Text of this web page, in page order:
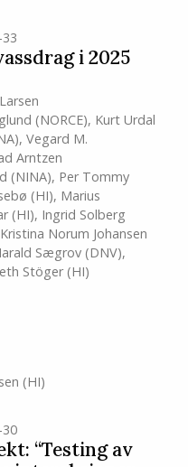
i 2025
(NORCE), Kurt Urdal
, Vegard M.
Arntzen
(NINA), Per Tommy
(HI), Marius
(HI), Ingrid Solberg
Kristina Norum Johansen
Sægrov (DNV),
Stöger(HI)
(HI)
“Testing av